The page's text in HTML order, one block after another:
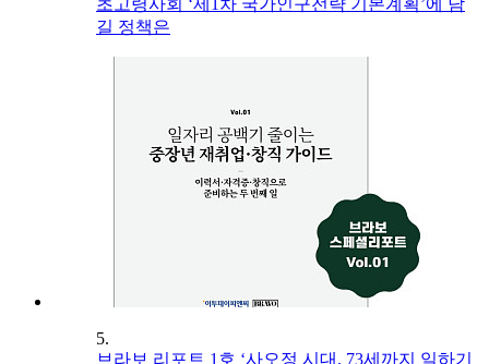
초고령사회 ‘제1차 국가인구전략 기본계획’에 담
길 정책은
5.
브라보 리포트 1호 ‘사오정 시대, 73세까지 일하기